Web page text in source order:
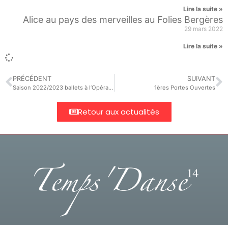
Lire la suite »
Alice au pays des merveilles au Folies Bergères
29 mars 2022
Lire la suite »
PRÉCÉDENT
Saison 2022/2023 ballets à l’Opéra de Paris
SUIVANT
1ères Portes Ouvertes
Retour aux actualités